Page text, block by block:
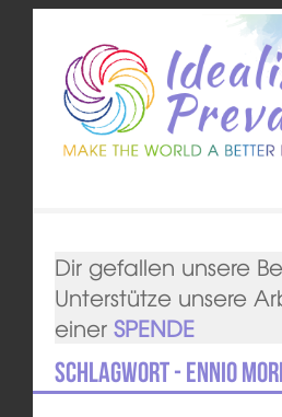
Dir gefallen unsere
Unterstütze unsere
einer SPENDE
Schlagwort - Ennio